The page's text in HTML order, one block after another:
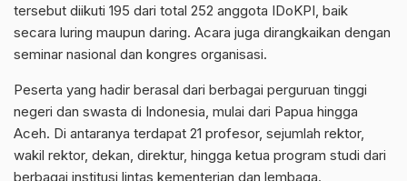
tersebut diikuti 195 dari total 252 anggota IDoKPI, baik
secara luring maupun daring. Acara juga dirangkaikan dengan
seminar nasional dan kongres organisasi.
Peserta yang hadir berasal dari berbagai perguruan tinggi
negeri dan swasta di Indonesia, mulai dari Papua hingga
Aceh. Di antaranya terdapat 21 profesor, sejumlah rektor,
wakil rektor, dekan, direktur, hingga ketua program studi dari
berbagai institusi lintas kementerian dan lembaga.